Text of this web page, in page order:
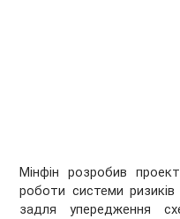
Мінфін розробив
роботи системи
задля упередження